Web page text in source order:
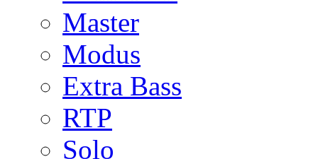
Master
Modus
Extra Bass
RTP
Solo